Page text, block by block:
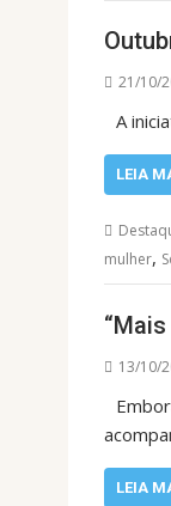
21/10/
A
LEIA
mulher,
13/10/
LEIA